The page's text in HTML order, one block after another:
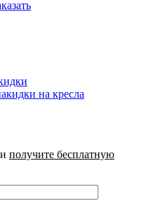
получите бесплатную